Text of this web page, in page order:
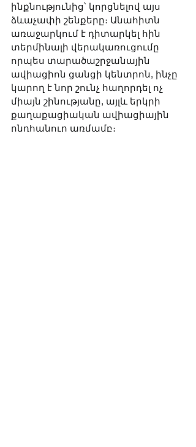
ինքնությունից՝ կորցնելով այս
ձևաչափի շենքերը։ Անահիտն
առաջարկում է դիտարկել հին
տերմինալի վերակառուցումը
որպես տարածաշրջանային
ավիացիոն ցանցի կենտրոն, ինչը
կարող է նոր շունչ հաղորդել ոչ
միայն շինությանը, այլև երկրի
քաղաքացիական ավիացիային
ընդհանուր առմամբ։